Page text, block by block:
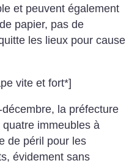
et peuvent également
papier, pas de
les lieux pour cause
vite et fort*]
la préfecture
quatre immeubles à
de péril pour les
évidement sans